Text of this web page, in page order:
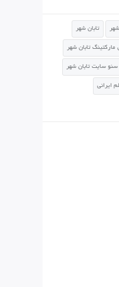
تابان شهر
تابان شهر
سئو سایت تابان شهر
ایرانی